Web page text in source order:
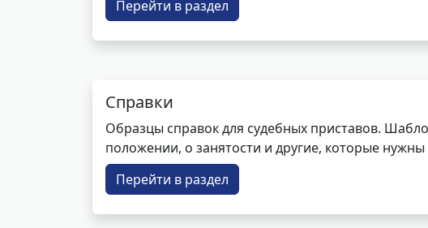
Перейти в раздел
Справки
Образцы справок для судебных приставов.
положении, о занятости и другие, которые
Перейти в раздел